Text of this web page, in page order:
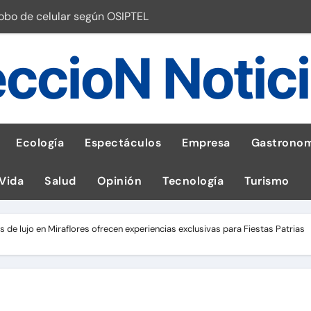
de celular según OSIPTEL
¡Descarga la app de Meridianbet y gana una jugada gratis
inspirado en la fuerza de un volcán
1,600 equipos educativos
por ignorar distancias de seguridad
de GEI en sus operaciones
Ecología Espectáculos Empresa
Salud Opinión Tecnología Turismo
de lujo en Miraflores ofrecen experiencias exclusivas para Fiestas Patrias